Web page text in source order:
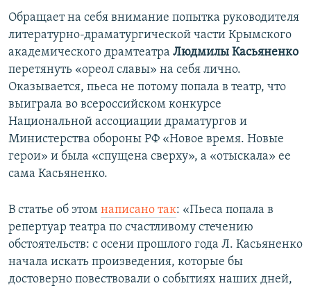
Обращает на себя внимание попытка руководителя
литературно-драматургической части Крымского
академического драмтеатра Людмилы Касьяненко
перетянуть «ореол славы» на себя лично.
Оказывается, пьеса не потому попала в театр, что
выиграла во всероссийском конкурсе
Национальной ассоциации драматургов и
Министерства обороны РФ «Новое время. Новые
герои» и была «спущена сверху», а «отыскала» ее
сама Касьяненко.
В статье об этом написано так: «Пьеса попала в
репертуар театра по счастливому стечению
обстоятельств: с осени прошлого года Л. Касьяненко
начала искать произведения, которые бы
достоверно повествовали о событиях наших дней,